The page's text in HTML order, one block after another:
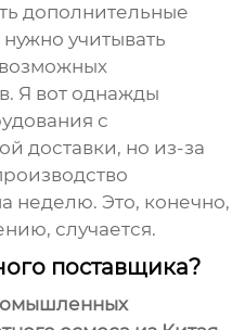
дополнительные
учитывать
Я вот однажды
с
доставки, но из-за
неделю. Это, конечно,
случается.
поставщика?